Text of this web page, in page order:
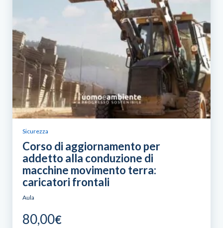
Sicurezza
Corso di aggiornamento per
addetto alla conduzione di
macchine movimento terra:
caricatori frontali
Aula
80,00€